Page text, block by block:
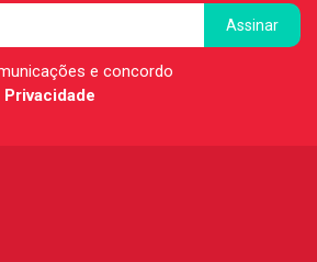
e concordo